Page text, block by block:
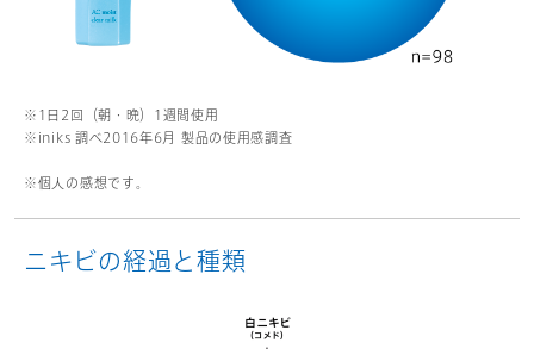
※1日2回（朝・晩）1週間使用
※iniks 調べ2016年6月 製品の使用感調査
※個人の感想です。
ニキビの経過と種類